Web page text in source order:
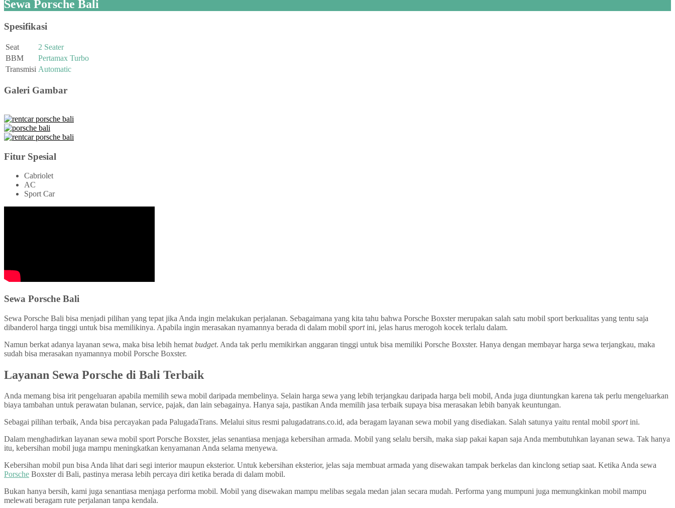
Sewa Porsche Bali
Spesifikasi
Seat
2 Seater
BBM
Pertamax Turbo
Transmisi Automatic
Galeri Gambar
Fitur Spesial
Cabriolet
AC
Sport Car
Sewa Porsche Bali
Sewa Porsche Bali bisa menjadi pilihan yang tepat jika Anda ingin melakukan perjalanan. Sebagaimana yang kita tahu bahwa Porsche Boxster merupakan salah satu mobil sport berkualitas yang tentu saja
dibanderol harga tinggi untuk bisa memilikinya. Apabila ingin merasakan nyamannya berada di dalam mobil sportini, jelas harus merogoh kocek terlalu dalam.
Namun berkat adanya layanan sewa, maka bisa lebih hemat budget. Anda tak perlu memikirkan anggaran tinggi untuk bisa memiliki Porsche Boxster. Hanya dengan membayar harga sewa terjangkau, maka
sudah bisa merasakan nyamannya mobil Porsche Boxster.
Layanan Sewa Porsche di Bali Terbaik
Anda memang bisa irit pengeluaran apabila memilih sewa mobil daripada membelinya. Selain harga sewa yang lebih terjangkau daripada harga beli mobil, Anda juga diuntungkan karena tak perlu mengeluarkan
biaya tambahan untuk perawatan bulanan, service, pajak, dan lain sebagainya. Hanya saja, pastikan Anda memilih jasa terbaik supaya bisa merasakan lebih banyak keuntungan.
Sebagai pilihan terbaik, Anda bisa percayakan pada PalugadaTrans. Melalui situs resmi palugadatrans.co.id, ada beragam layanan sewa mobil yang disediakan. Salah satunya yaitu rental mobil sportini.
Dalam menghadirkan layanan sewa mobil sport Porsche Boxster, jelas senantiasa menjaga kebersihan armada. Mobil yang selalu bersih, maka siap pakai kapan saja Anda membutuhkan layanan sewa. Tak hanya
itu, kebersihan mobil juga mampu meningkatkan kenyamanan Anda selama menyewa.
Kebersihan mobil pun bisa Anda lihat dari segi interior maupun eksterior. Untuk kebersihan eksterior, jelas saja membuat armada yang disewakan tampak berkelas dan kinclong setiap saat. Ketika Anda sewa
Porsche Boxster di Bali, pastinya merasa lebih percaya diri ketika berada di dalam mobil.
Bukan hanya bersih, kami juga senantiasa menjaga performa mobil. Mobil yang disewakan mampu melibas segala medan jalan secara mudah. Performa yang mumpuni juga memungkinkan mobil mampu
melewati beragam rute perjalanan tanpa kendala.